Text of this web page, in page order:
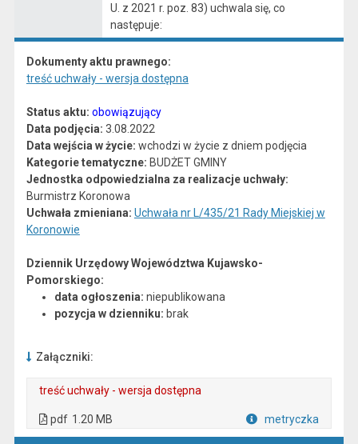
U. z 2021 r. poz. 83) uchwala się, co
następuje:
Dokumenty aktu prawnego:
treść uchwały - wersja dostępna
Status aktu: obowiązujący
Data podjęcia: 3.08.2022
Data wejścia w życie: wchodzi w życie z dniem podjęcia
Kategorie tematyczne: BUDŻET GMINY
Jednostka odpowiedzialna za realizacje uchwały:
Burmistrz Koronowa
Uchwała zmieniana: Uchwała nr L/435/21 Rady Miejskiej w
Koronowie
Dziennik Urzędowy Województwa Kujawsko-
Pomorskiego:
data ogłoszenia: niepublikowana
pozycja w dzienniku: brak
Załączniki:
treść uchwały - wersja dostępna
pdf 1.20 MB metryczka